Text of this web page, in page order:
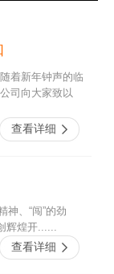
着新年钟声的临
司向大家致以
查看详细
神、“闯”的劲
辉煌开......
查看详细
广为疫情过
定，百姓的生活渐渐恢
建设发展为疫情期间
优化需要注意
不推广出去那就丢掉了
们在选择做网站SEO
广的那些事
在互联网上实行网络营
广和传统的营销推广是
。那么新手企业做网
推广获取精
广该怎么
是为了推广网站去获